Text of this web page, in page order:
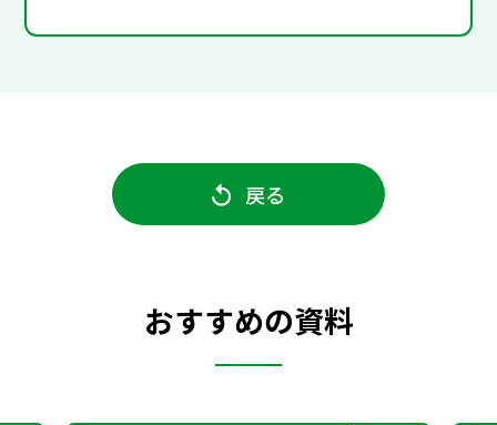
戻る
おすすめの資料